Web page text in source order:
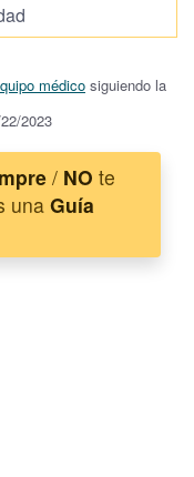
médico siguiendo la
2023
/ NO te
unaGuía